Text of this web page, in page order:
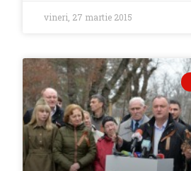
vineri, 27 martie 2015